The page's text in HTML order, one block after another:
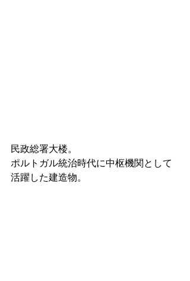
民政総署大楼。
ポルトガル統治時代に中枢機関として
活躍した建造物。